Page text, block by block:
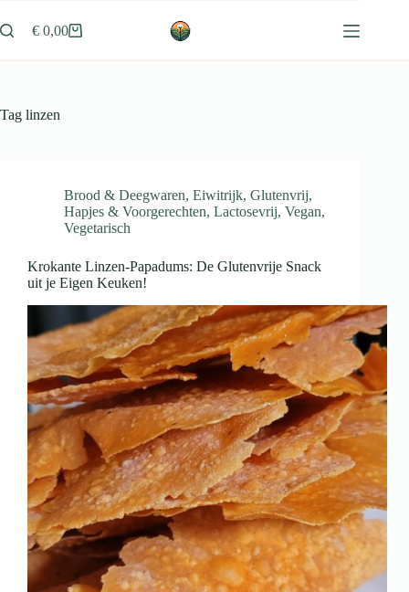
naar
de
Winkelwagen
€ 0,00
Tag linzen
Brood & Deegwaren, Eiwitrijk, Glutenvrij,
Hapjes & Voorgerechten, Lactosevrij, Vegan,
Vegetarisch
Krokante Linzen-Papadums: De Glutenvrije Snack
uit je Eigen Keuken!